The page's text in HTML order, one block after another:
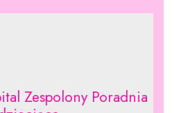
Zespolony Poradnia